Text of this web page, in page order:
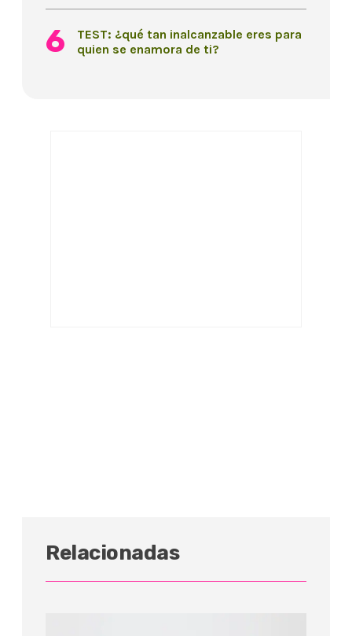
TEST: ¿qué tan inalcanzable eres para
quien se enamora de ti?
Relacionadas